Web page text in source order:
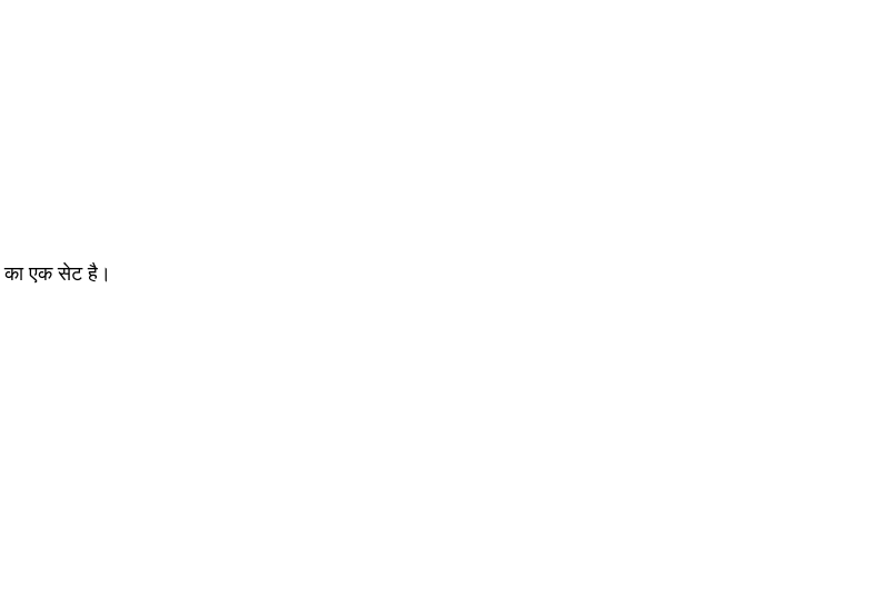
का एक सेट है।